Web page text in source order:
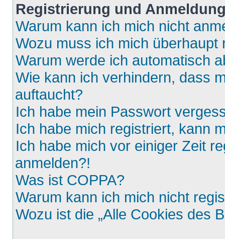
Registrierung und
Warum kann ich mich nicht
Wozu muss ich mich überhaupt
Warum werde ich automatisch
Wie kann ich verhindern, dass
auftaucht?
Ich habe mein Passwort
Ich habe mich registriert, kann
Ich habe mich vor einiger Zeit
anmelden?!
Was ist COPPA?
Warum kann ich mich nicht
Wozu ist die „Alle Cookies des